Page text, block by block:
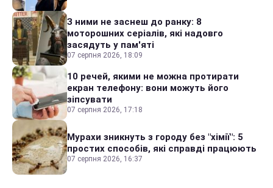
З ними не заснеш до ранку: 8
моторошних серіалів, які надовго
засядуть у пам'яті
07 серпня 2026, 18:09
10 речей, якими не можна протирати
екран телефону: вони можуть його
зіпсувати
07 серпня 2026, 17:18
Мурахи зникнуть з городу без "хімії": 5
простих способів, які справді працюють
07 серпня 2026, 16:37